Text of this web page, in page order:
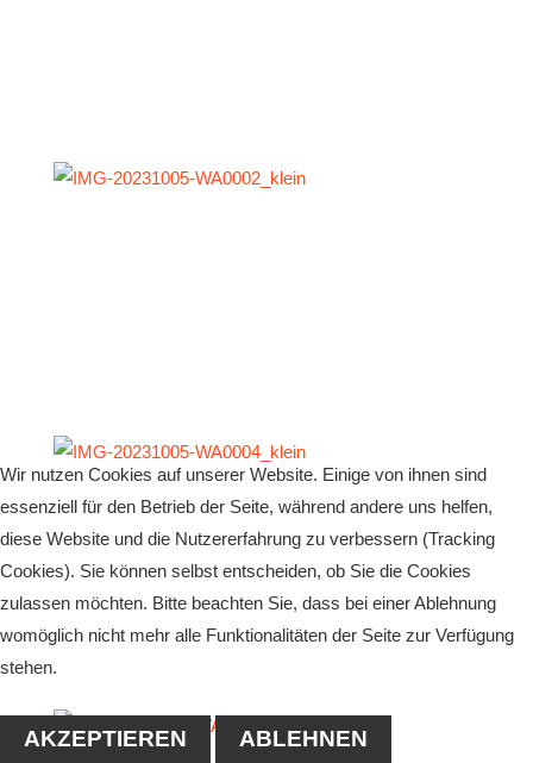
Wir nutzen Cookies auf unserer Website. Einige von ihnen sind
essenziell für den Betrieb der Seite, während andere uns helfen,
diese Website und die Nutzererfahrung zu verbessern (Tracking
Cookies). Sie können selbst entscheiden, ob Sie die Cookies
zulassen möchten. Bitte beachten Sie, dass bei einer Ablehnung
womöglich nicht mehr alle Funktionalitäten der Seite zur Verfügung
stehen.
AKZEPTIEREN ABLEHNEN